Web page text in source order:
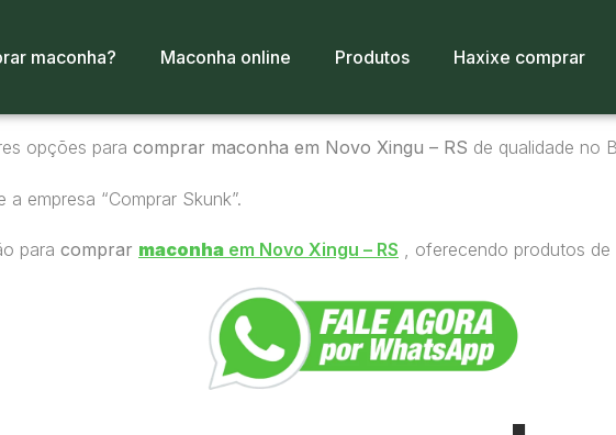
maconha? Maconha online Produtos Haxixe comprar
opções para comprar maconha em Novo Xingu – RS de qualidade no
empresa “Comprar Skunk”.
para comprar maconha em Novo Xingu – RS , oferecendo produtos de